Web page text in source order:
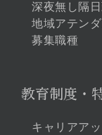
深夜無し隔
地域アテン
募集職種
教育制度・
キャリアア